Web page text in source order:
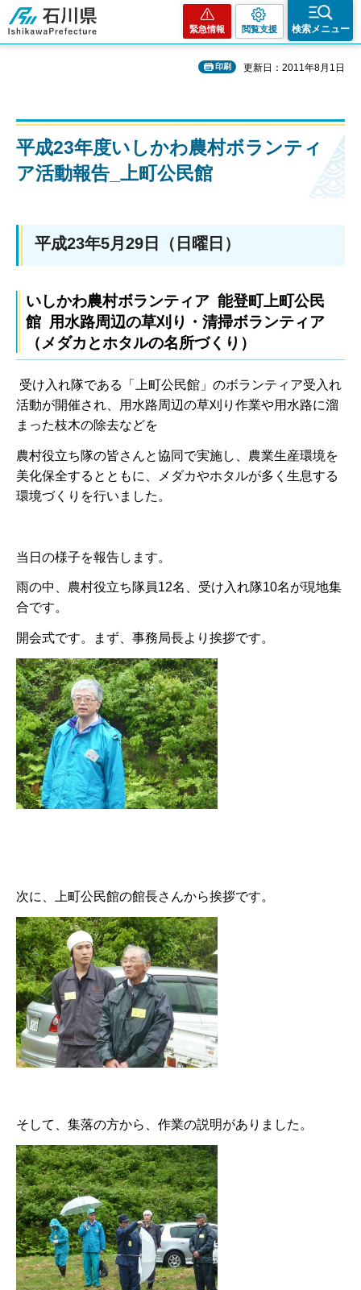
石川県
緊急情報 閲覧支援 検索メニュー
印刷 更新日：2011年8月1日
平成23年度いしかわ農村ボランティ
ア活動報告_上町公民館
平成23年5月29日（日曜日）
いしかわ農村ボランティア 能登町上町公民
館 用水路周辺の草刈り・清掃ボランティア
（メダカとホタルの名所づくり）
受け入れ隊である「上町公民館」のボランティア受入れ
活動が開催され、用水路周辺の草刈り作業や用水路に溜
まった枝木の除去などを
農村役立ち隊の皆さんと協同で実施し、農業生産環境を
美化保全するとともに、メダカやホタルが多く生息する
環境づくりを行いました。
当日の様子を報告します。
雨の中、農村役立ち隊員12名、受け入れ隊10名が現地集
合です。
開会式です。まず、事務局長より挨拶です。
次に、上町公民館の館長さんから挨拶です。
そして、集落の方から、作業の説明がありました。